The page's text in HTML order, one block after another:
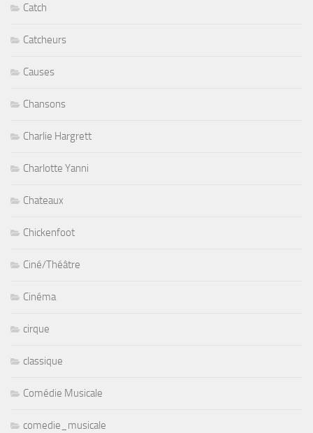
Catch
Catcheurs
Causes
Chansons
Charlie Hargrett
Charlotte Yanni
Chateaux
Chickenfoot
Ciné/Théâtre
Cinéma
cirque
classique
Comédie Musicale
comedie_musicale